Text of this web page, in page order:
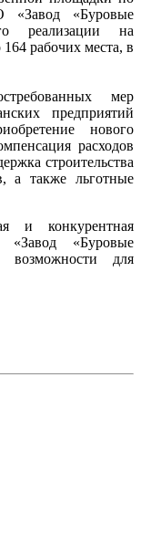
«Завод «Буровые
реализации на
рабочих места, в
мер
предприятий
нового
расходов
строительства
а также льготные
и конкурентная
«Буровые
возможности для